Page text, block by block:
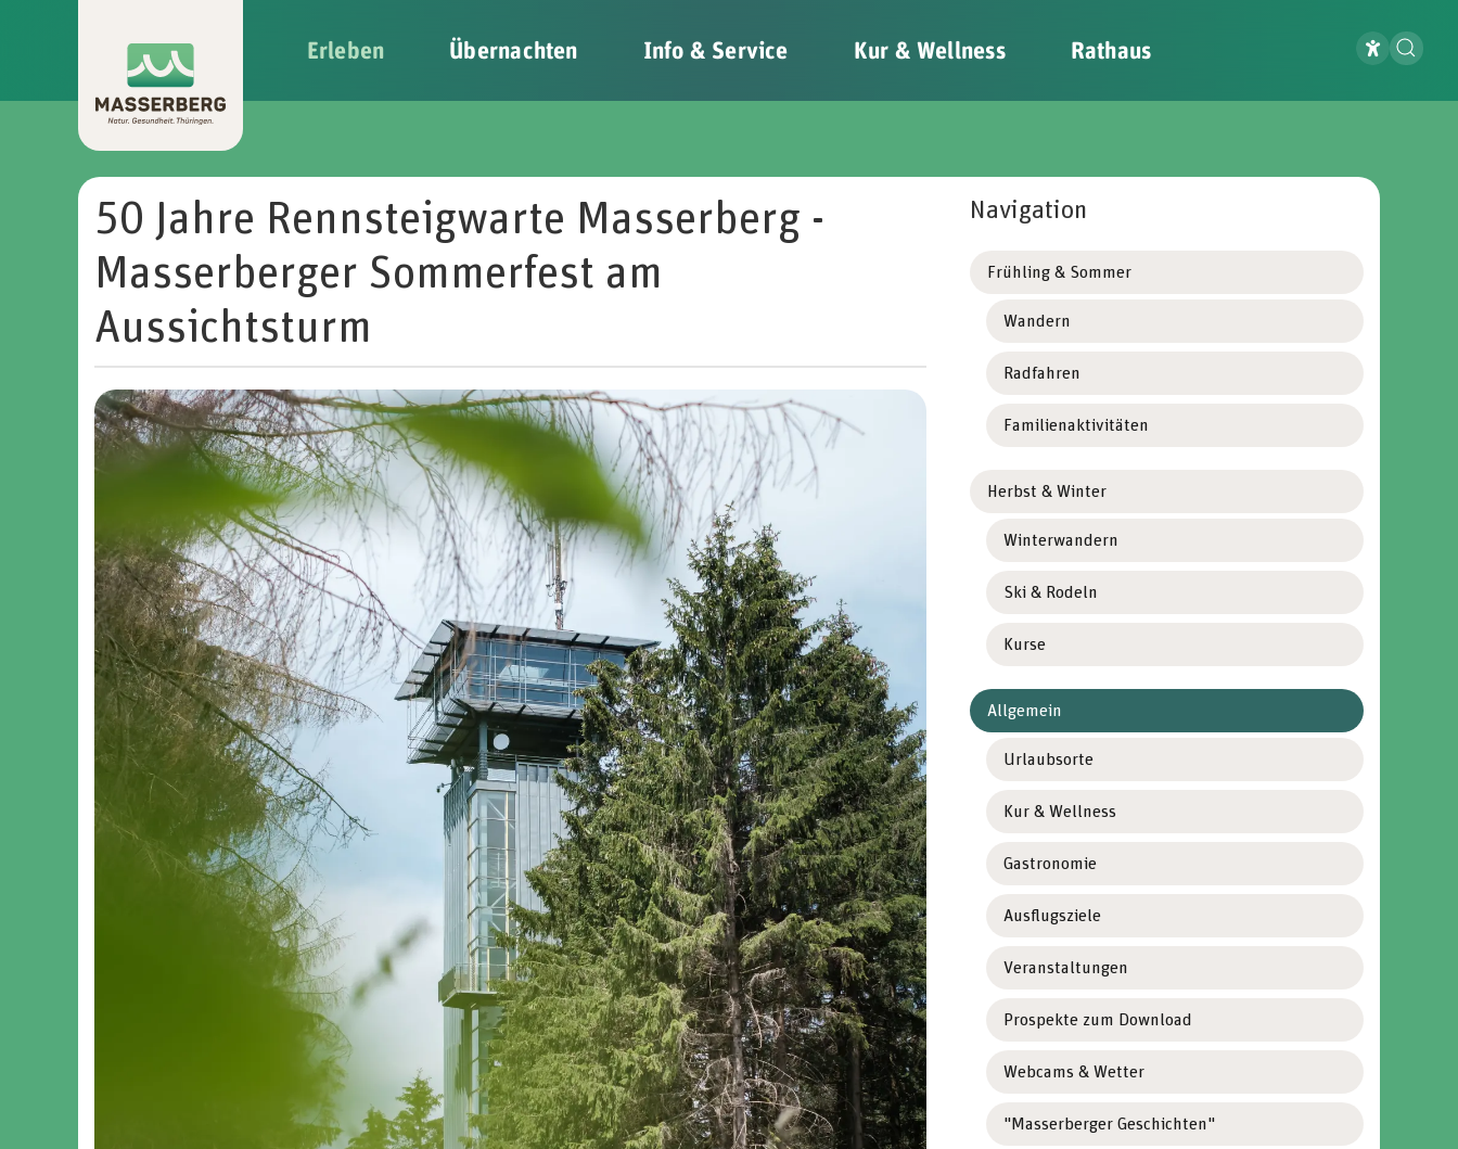
Skip to main content Erleben Übernachten Info & Service Kur & Wellness Rathaus
50 Jahre Rennsteigwarte Masserberg -
Masserberger Sommerfest am
Aussichtsturm
Navigation
Frühling & Sommer
Wandern
Radfahren
Familienaktivitäten
Herbst & Winter
Winterwandern
Ski & Rodeln
Kurse
Allgemein
Urlaubsorte
Kur & Wellness
Gastronomie
Ausflugsziele
Veranstaltungen
Prospekte zum Download
Webcams & Wetter
"Masserberger Geschichten"